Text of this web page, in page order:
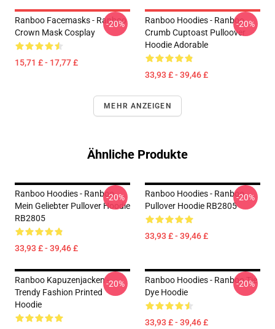
Ranboo Facemasks - Ranboo
Crown Mask Cosplay
15,71 £ - 17,77 £
-20%
Ranboo Hoodies - Ranboo
Crumb Cuptoast Pulloover
Hoodie Adorable
33,93 £ - 39,46 £
-20%
MEHR ANZEIGEN
Ähnliche Produkte
Ranboo Hoodies - Ranboo
Mein Geliebter Pullover Hoodie
RB2805
33,93 £ - 39,46 £
-20%
Ranboo Hoodies - Ranboo
Pullover Hoodie RB2805
33,93 £ - 39,46 £
-20%
Ranboo Kapuzenjacken -
Trendy Fashion Printed
Hoodie
-20%
Ranboo Hoodies - Ranboo Tie
Dye Hoodie
33,93 £ - 39,46 £
-20%